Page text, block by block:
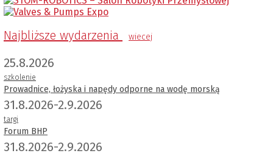
Najbliższe wydarzenia wiecej
25.8.2026
szkolenie
Prowadnice, łożyska i napędy odporne na wodę morską
31.8.2026-2.9.2026
targi
Forum BHP
31.8.2026-2.9.2026